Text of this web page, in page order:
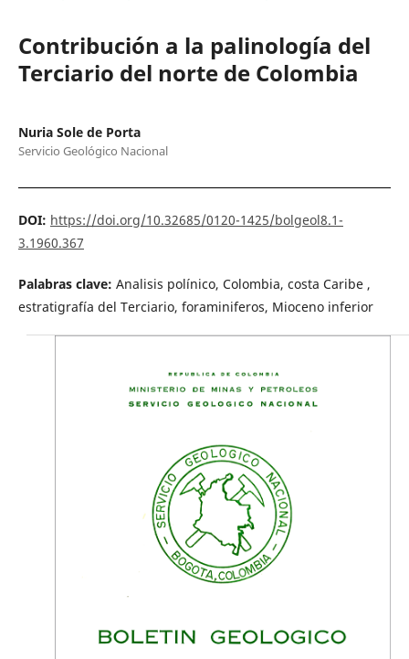
Contribución a la palinología del
Terciario del norte de Colombia
Nuria Sole de Porta
Servicio Geológico Nacional
DOI: https://doi.org/10.32685/0120-1425/bolgeol8.1-
3.1960.367
Palabras clave: Analisis polínico, Colombia, costa Caribe ,
estratigrafía del Terciario, foraminiferos, Mioceno inferior